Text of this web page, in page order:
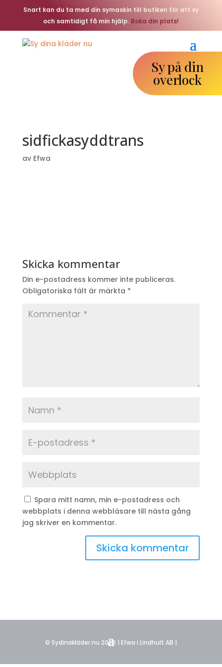
Snart kan du ta med din symaskin till butiken för att sy
och samtidigt få min hjälp. Boka din plats!
Sy på din
overlock
sidfickasyddtrans
av Efwa
Skicka kommentar
Din e-postadress kommer inte publiceras.
Obligatoriska fält är märkta *
Spara mitt namn, min e-postadress och
webbplats i denna webbläsare till nästa gång
jag skriver en kommentar.
© Sydinakläder.nu 2026 | Efwa i Lindhult AB |